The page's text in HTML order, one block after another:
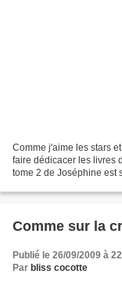
Comme j'aime les stars
faire dédicacer les livres
tome 2 de Joséphine est
Comme sur la
Publié le 26/09/2009 à
Par bliss cocotte